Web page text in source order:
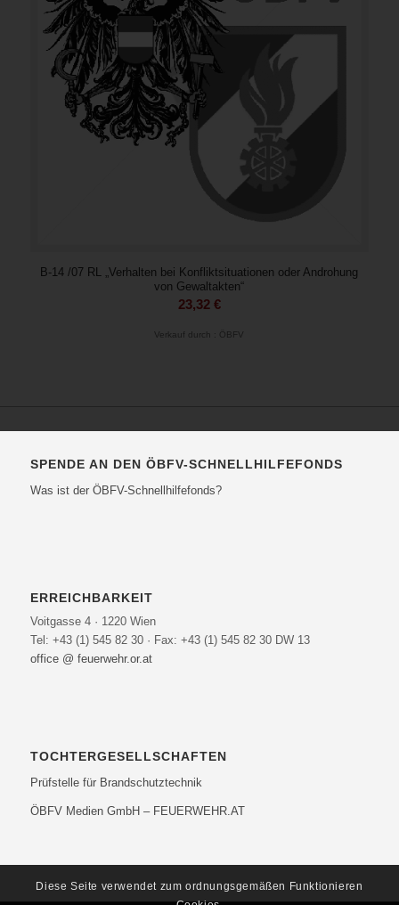
B-14 /07 RL „Verhalten bei Konfliktsituationen oder Androhung
von Gewaltakten“
23,32 €
Verkauf durch : ÖBFV
SPENDE AN DEN ÖBFV-SCHNELLHILFEFONDS
Was ist der ÖBFV-Schnellhilfefonds?
ERREICHBARKEIT
Voitgasse 4 · 1220 Wien
Tel: +43 (1) 545 82 30 · Fax: +43 (1) 545 82 30 DW 13
office @ feuerwehr.or.at
TOCHTERGESELLSCHAFTEN
Prüfstelle für Brandschutztechnik
ÖBFV Medien GmbH – FEUERWEHR.AT
Diese Seite verwendet zum ordnungsgemäßen Funktionieren